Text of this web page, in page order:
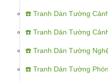
☎️ Tranh Dán Tường
☎️ Tranh Dán Tường
☎️ Tranh Dán Tường
☎️ Tranh Dán Tường